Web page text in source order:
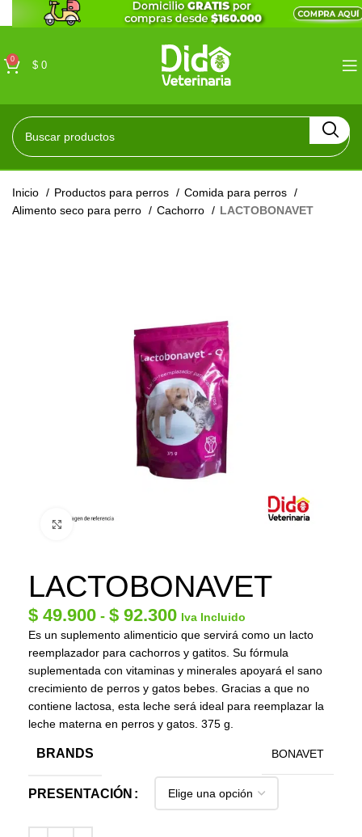
0
$ 0
Inicio Productos para perros
Comida para perros
Alimento seco para perro
Cachorro LACTOBONAVET
Click to enlarge
LACTOBONAVET
$ 49.900 - $ 92.300 Iva Incluido
Es un suplemento alimenticio que servirá como un lacto
reemplazador para cachorros y gatitos. Su fórmula
suplementada con vitaminas y minerales apoyará el sano
crecimiento de perros y gatos bebes. Gracias a que no
contiene lactosa, esta leche será ideal para reemplazar la
leche materna en perros y gatos. 375 g.
BRANDS BONAVET
PRESENTACIÓN